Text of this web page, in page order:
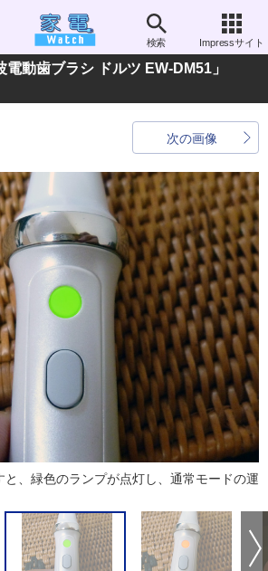
検索 Impressサイト
動歯ブラシ ドルツ EW-DM51」
次の画像
、緑色のランプが点灯し、通常モードの運